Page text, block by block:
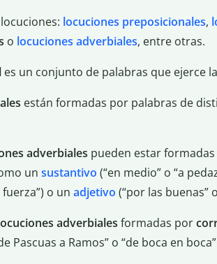
locuciones preposicionales,
o locuciones adverbiales, entre otras.
es un conjunto de palabras que ejerce
están formadas por palabras de
adverbiales pueden estar
un sustantivo (“en medio” o “a
o un adjetivo (“por las buenas”
adverbiales formadas por
Pascuas a Ramos” o “de boca en